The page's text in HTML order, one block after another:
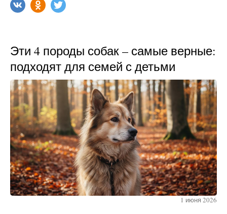
Эти 4 породы собак – самые верные:
подходят для семей с детьми
1 июня 2026